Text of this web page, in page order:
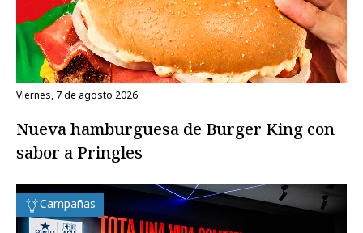
viernes, 7 de agosto 2026
Nueva hamburguesa de Burger King con
sabor a Pringles
Campañas